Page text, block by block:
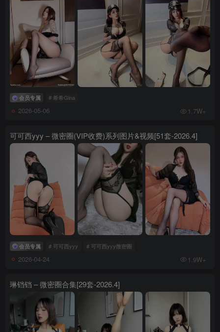
会员专属 # 希希Gina
2026-05-06 1.7W+
可可西yyy – 微密圈(VIP收费)系列图片&视频[51套-2026.4]
会员专属 # 可可西yyy # 可可西yyy微密圈
2026-04-24 1.9W+
琳铛铛 – 微密圈合集[29套-2026.4]